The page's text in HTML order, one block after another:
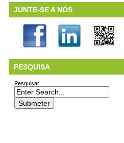
JUNTE-SE A NÓS
PESQUISA
Pesquisar: